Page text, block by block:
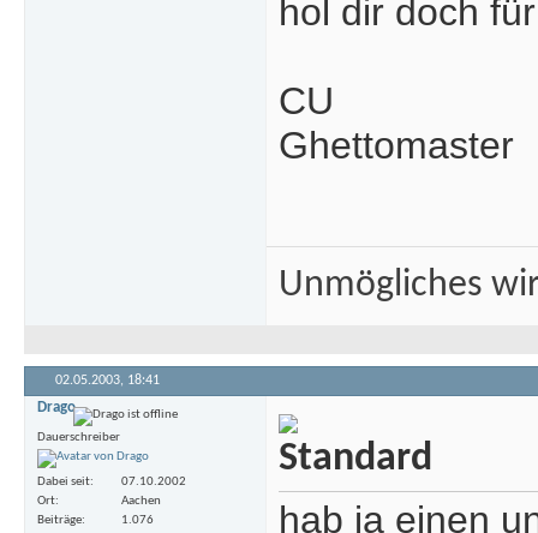
hol dir doch
CU
Ghettomaster
Unmögliches
02.05.2003, 18:41
Drago
Dauerschreiber
Dabei seit
07.10.2002
Ort
Aachen
Beiträge
1.076 hab ja einen